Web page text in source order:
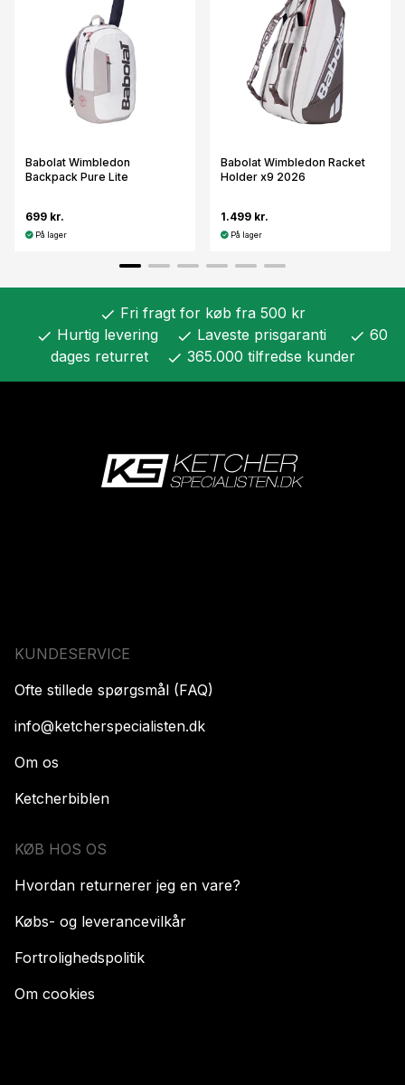
Babolat Wimbledon
Backpack Pure Lite
699 kr.
På lager
Babolat Wimbledon Racket
Holder x9 2026
1.499 kr.
På lager
check Fri fragt for køb fra 500 kr
check Hurtig levering check Laveste prisgaranti check 60
dages returret
check 365.000 tilfredse kunder
KUNDESERVICE
Ofte stillede spørgsmål (FAQ)
info@ketcherspecialisten.dk
Om os
Ketcherbiblen
KØB HOS OS
Hvordan returnerer jeg en vare?
Købs- og leverancevilkår
Fortrolighedspolitik
Om cookies